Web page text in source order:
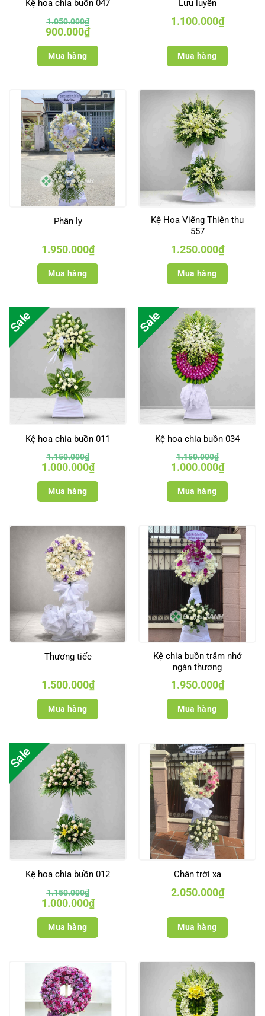
Kệ hoa chia buồn 047
1.050.000₫
Giá
gốc
là:
1.050.000₫.
900.000₫Giá
hiện
tại
Mua hàng
Lưu luyến
1.100.000₫
Mua hàng
Phân ly
1.950.000₫
Mua hàng
Kệ Hoa Viếng Thiên thu
557
1.250.000₫
Mua hàng
Sale
Kệ hoa chia buồn 011
1.150.000₫
Giá
gốc
là:
1.150.000₫.
1.000.000₫Giá
hiện
tại
Mua hàng
Sale
Kệ hoa chia buồn 034
1.150.000₫
Giá
gốc
là:
1.150.000₫.
1.000.000₫Giá
hiện
tại
Mua hàng
Thương tiếc
1.500.000₫
Mua hàng
Kệ chia buồn trăm nhớ
ngàn thương
1.950.000₫
Mua hàng
Sale
Kệ hoa chia buồn 012
1.150.000₫
Giá
gốc
là:
1.150.000₫.
1.000.000₫Giá
hiện
tại
Mua hàng
Chân trời xa
2.050.000₫
Mua hàng